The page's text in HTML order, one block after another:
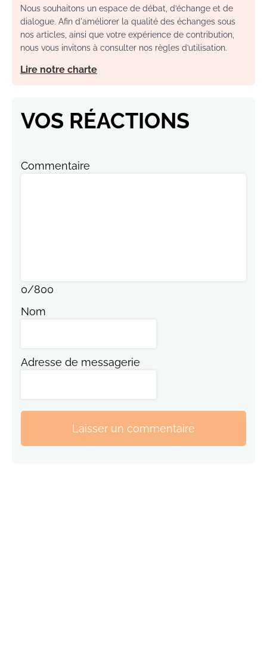
Nous souhaitons un espace de débat, d’échange et de
dialogue. Afin d'améliorer la qualité des échanges sous
nos articles, ainsi que votre expérience de contribution,
nous vous invitons à consulter nos règles d’utilisation.
Lire notre charte
VOS RÉACTIONS
Commentaire
0/800
Nom
Adresse de messagerie
Laisser un commentaire